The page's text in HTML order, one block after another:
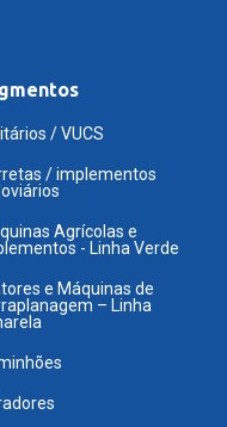
/ VUCS
/ implementos
Agrícolas e
- Linha Verde
e Máquinas de
– Linha